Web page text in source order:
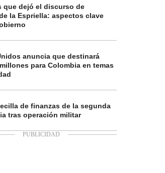
que dejó el discurso de
la Espriella: aspectos clave
anuncia que destinará
para Colombia en temas
de finanzas de la segunda
tras operación militar